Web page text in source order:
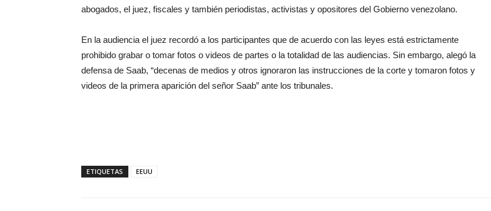
abogados, el juez, fiscales y también periodistas, activistas y opositores del Gobierno venezolano.
En la audiencia el juez recordó a los participantes que de acuerdo con las leyes está estrictamente
prohibido grabar o tomar fotos o videos de partes o la totalidad de las audiencias. Sin embargo, alegó la
defensa de Saab, “decenas de medios y otros ignoraron las instrucciones de la corte y tomaron fotos y
videos de la primera aparición del señor Saab” ante los tribunales.
ETIQUETAS EEUU